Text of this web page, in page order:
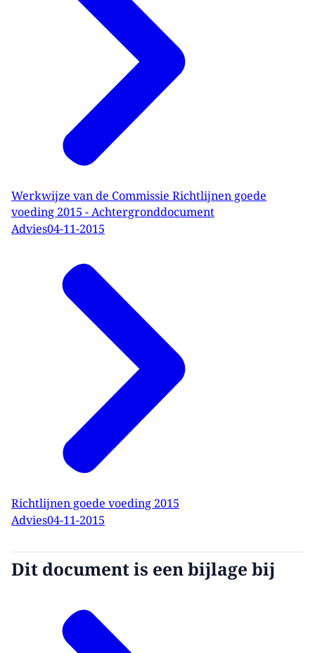
Werkwijze van de Commissie Richtlijnen goede
voeding 2015 - Achtergronddocument
Advies04-11-2015
Richtlijnen goede voeding 2015
Advies04-11-2015
Dit document is een bijlage bij